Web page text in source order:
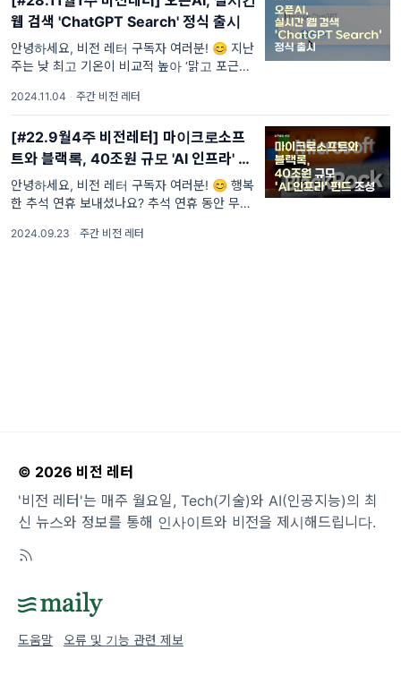
#오픈AI (74)
#AI생태계 (38)
#엔비디아 (36)
#메타 (36)
#AI에이전트 (33)
#AI혁신 (33)
#AI인프라 (32)
#데이터센터 (31)
#디지털전환 (31)
웹 검색 'ChatGPT Search' 정식 출시
안녕하세요, 비전 레터 구독자 여러분! 😊 지난
주는 낮 최고 기온이 비교적 높아 ‘맑고 포근한
지방에 많은 비가 내렸다고 하는데요,
2024.11.04 · 주간 비전 레터
[#22.9월4주 비전레터] 마이크로소프
트와 블랙록, 40조원 규모 'AI 인프라' 펀
드 조성
안녕하세요, 비전 레터 구독자 여러분! 😊 행복
한 추석 연휴 보내셨나요? 추석 연휴 동안 무더
람이 불어오는 것 같습니다. 🍂🍁 새로운
2024.09.23 · 주간 비전 레터
© 2026 비전 레터
'비전 레터'는 매주 월요일, Tech(기술)와 AI(인공지능)의 최
신 뉴스와 정보를 통해 인사이트와 비전을 제시해드립니다.
도움말
오류 및 기능 관련 제보